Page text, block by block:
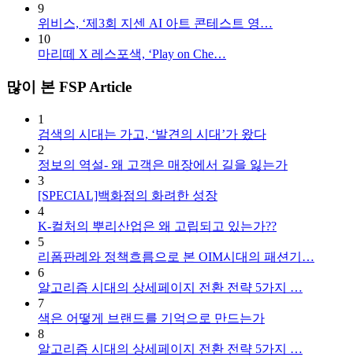
9
위비스, ‘제3회 지센 AI 아트 콘테스트 영…
10
​마리떼 X 레스포색, ‘Play on Che…
많이 본 FSP Article
1
검색의 시대는 가고, ‘발견의 시대’가 왔다
2
정보의 역설- 왜 고객은 매장에서 길을 잃는가
3
[SPECIAL]백화점의 화려한 성장
4
K-컬처의 뿌리산업은 왜 고립되고 있는가??
5
리폼판례와 정책흐름으로 본 OIM시대의 패션기…
6
알고리즘 시대의 상세페이지 전환 전략 5가지 …
7
색은 어떻게 브랜드를 기억으로 만드는가
8
알고리즘 시대의 상세페이지 전환 전략 5가지 …